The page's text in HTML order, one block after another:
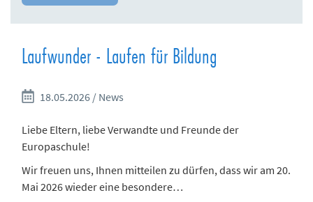
Laufwunder - Laufen für Bildung
18.05.2026 / News
Liebe Eltern, liebe Verwandte und Freunde der
Europaschule!
Wir freuen uns, Ihnen mitteilen zu dürfen, dass wir am 20.
Mai 2026 wieder eine besondere…